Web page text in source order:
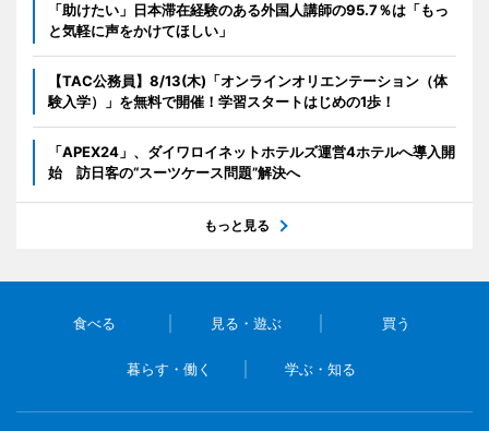
「助けたい」日本滞在経験のある外国人講師の95.7％は「もっ
と気軽に声をかけてほしい」
【TAC公務員】8/13(木)「オンラインオリエンテーション（体
験入学）」を無料で開催！学習スタートはじめの1歩！
「APEX24」、ダイワロイネットホテルズ運営4ホテルへ導入開
始 訪日客の“スーツケース問題”解決へ
もっと見る
食べる 見る・遊ぶ 買う
暮らす・働く 学ぶ・知る